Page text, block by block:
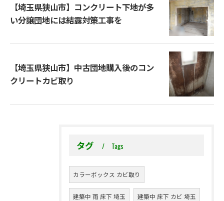
【埼玉県狭山市】コンクリート下地が多
い分譲団地には結露対策工事を
【埼玉県狭山市】中古団地購入後のコン
クリートカビ取り
タグ Tags
カラーボックス カビ取り
建築中 雨 床下 埼玉 建築中 床下 カビ 埼玉